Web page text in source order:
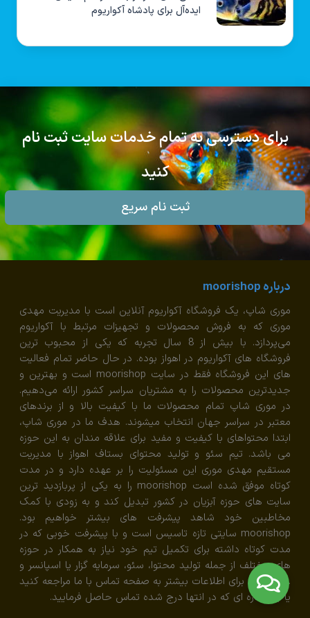
ایده‌آل برای پادشاه آکواریوم
برای دسترسی به تمام خدمات سایت ثبت نام
کنید
ثبت نام سریع
درباره moorishop
موری شاپ، یک فروشگاه آکواریوم آنلاین است با مدیریت مهدی
موری که به فروش محصولات و تجهیزات مرتبط با آکواریوم
می‌پردازد. با بیش از 8 سال تجربه که یکی از محبوب ترین
فروشگاه های آکواریوم در اهواز بوده. در حال حاضر تمام فعالیت
های این فروشگاه فقط در سایت moorishop است و بهترین و
جدیدترین محصولات را به مشتریان سراسر کشور ارائه می‌دهیم.
در موری شاپ تمام محصولات ما با کیفیت بالا و از برندهای
معتبر در سراسر جهان انتخاب میشوند. هدف ما در موری شاپ،
ابتدا محتواهای با کیفیت و مفید برای علاقه مندان به این حوزه
می باشد. تیم سئو و تولید محتوای بستاف اهواز با مدیریت
مستقیم مهدی موری این مسئولیت را بر عهده دارد و در مدت
کوتاه موفق شده است moorishop را به یکی از پربازدید ترین
سایت های حوزه آبزیان در کشور تبدیل کند و به زودی با کمک
مخاطبین خود شاهد پیشرفت های بیشتر خواهیم بود.
moorishop سایتی تازه تاسیس است و با پیشرفت خوبی که در
مدت کوتاه داشته برای تکمیل تیم خود نیاز به همکار در حوزه
های مختلف از جمله تولید محتوا، سئو، سرمایه گزار یا اسپانسر و
... میباشد. برای اطلاعات بیشتر به صفحه تماس با ما مراجعه کنید
یا با شماره ای که در انتها درج شده تماس حاصل فرمایید.